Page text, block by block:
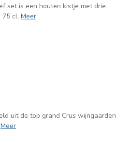
set is een houten kistje met drie
75 cl. Meer
uit de top grand Crus wijngaarden
Meer